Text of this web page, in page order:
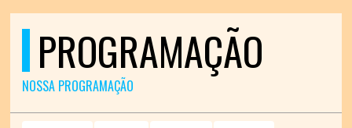
PROGRAMAÇÃO
NOSSA PROGRAMAÇÃO